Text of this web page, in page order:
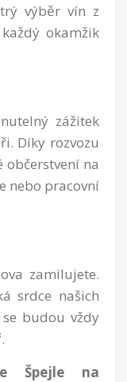
výběr vín z
okamžik
zážitek
Díky rozvozu
občerstvení na
nebo pracovní
zamilujete.
srdce našich
budou vždy
Špejle na